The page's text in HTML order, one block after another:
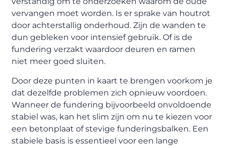
vervangen moet worden. Is er sprake van houtrot
door achterstallig onderhoud. Zijn de wanden te
dun gebleken voor intensief gebruik. Of is de
fundering verzakt waardoor deuren en ramen
niet meer goed sluiten.
Door deze punten in kaart te brengen voorkom je
dat dezelfde problemen zich opnieuw voordoen.
Wanneer de fundering bijvoorbeeld onvoldoende
stabiel was, kan het slim zijn om nu te kiezen voor
een betonplaat of stevige funderingsbalken. Een
stabiele basis is essentieel voor een lange